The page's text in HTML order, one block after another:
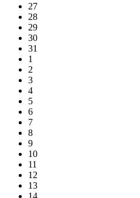
27
28
29
30
31
1
2
3
4
5
6
7
8
9
10
11
12
13
14